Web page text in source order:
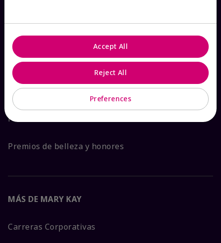
Garantía de Satisfacción
Sobre Mary Kay
Sostenibilidad
Promesa De Producto
Premios de belleza y honores
MÁS DE MARY KAY
Carreras Corporativas
Preferences
Reject All
Accept All